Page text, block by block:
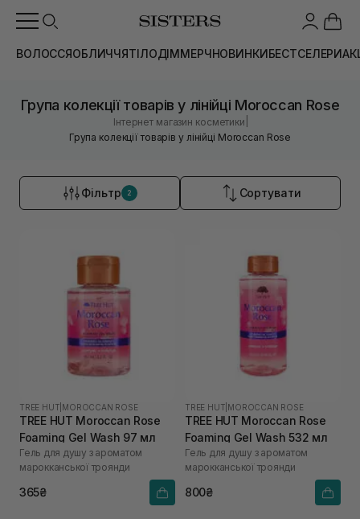
ВОЛОССЯОБЛИЧЧЯТІЛОДІММЕРЧНОВИНКИБЕСТСЕЛЕРИ
Група колекції товарів у лінійці Moroccan Rose
Інтернет магазин косметики
Група колекції товарів у лінійці Moroccan Rose
Фільтр 2 Сортувати
TREE HUT MOROCCAN ROSE
TREE HUT Moroccan Rose
Foaming Gel Wash 97 мл
Гель для душу з ароматом
марокканської троянди
365₴
TREE HUT MOROCCAN ROSE
TREE HUT Moroccan Rose
Foaming Gel Wash 532 мл
Гель для душу з ароматом
марокканської троянди
800₴